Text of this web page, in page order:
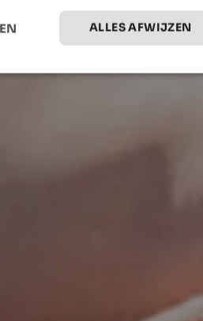
ALLES AFWIJZEN